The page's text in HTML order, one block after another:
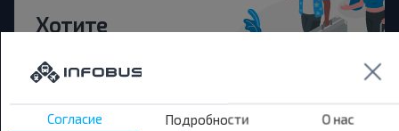
Хотите
дешевле?
Не пропусти специальные акции, скидки и
Согласие Подробности О нас